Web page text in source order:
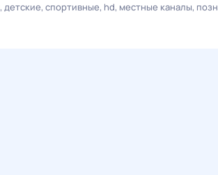
детские спортивные hd местные каналы